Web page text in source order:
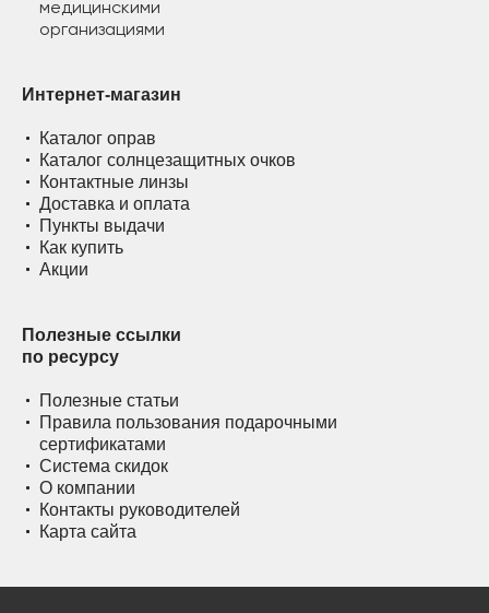
Интернет-магазин
Каталог оправ
Каталог солнцезащитных очков
Контактные линзы
Доставка и оплата
Пункты выдачи
Как купить
Акции
Полезные ссылки
по ресурсу
Полезные статьи
Правила пользования подарочными
сертификатами
Система скидок
О компании
Контакты руководителей
Карта сайта